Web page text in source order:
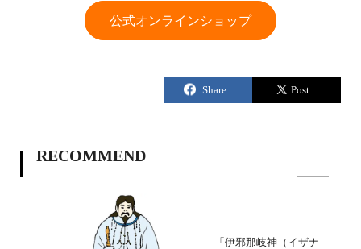
公式オンラインショップ
RECOMMEND
「伊邪那岐神（イザナ